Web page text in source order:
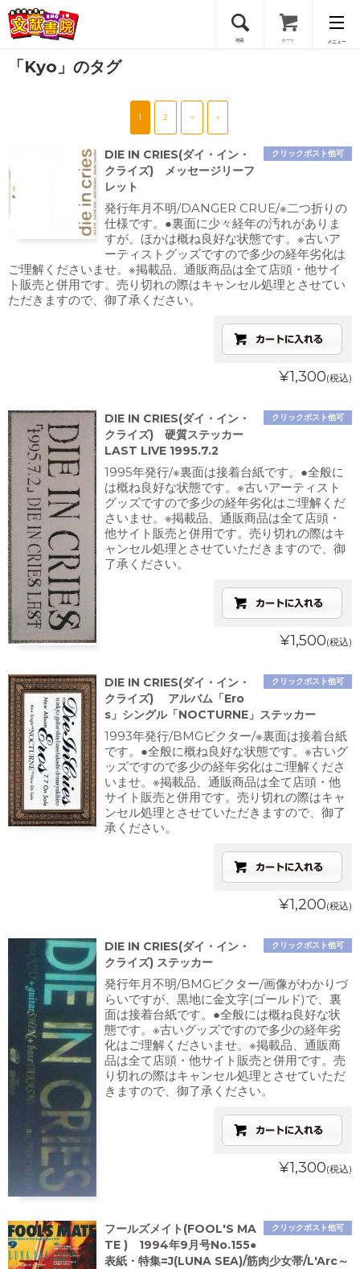
検索 カート メニュー
会員登録
「Kyo」のタグ
1 2 > »
クリックポスト他可
DIE IN CRIES(ダイ・イン・
クライズ) メッセージリーフ
レット
発行年月不明/DANGER CRUE/※二つ折りの
仕様です。●裏面に少々経年の汚れがありま
すが、ほかは概ね良好な状態です。※古いア
ーティストグッズですので多少の経年劣化は
ご理解くださいませ。※掲載品、通販商品は全て店頭・他サイ
ト販売と併用です。売り切れの際はキャンセル処理とさせてい
ただきますので、御了承ください。
¥1,300(税込)
クリックポスト他可
DIE IN CRIES(ダイ・イン・
クライズ) 硬質ステッカー
LAST LIVE 1995.7.2
1995年発行/※裏面は接着台紙です。●全般に
は概ね良好な状態です。※古いアーティスト
グッズですので多少の経年劣化はご理解くだ
さいませ。※掲載品、通販商品は全て店頭・
他サイト販売と併用です。売り切れの際はキ
ャンセル処理とさせていただきますので、御
了承ください。
¥1,500(税込)
クリックポスト他可
DIE IN CRIES(ダイ・イン・
クライズ) アルバム「Ero
s」シングル「NOCTURNE」ステッカー
1993年発行/BMGビクター/※裏面は接着台紙
です。●全般に概ね良好な状態です。※古いグ
ッズですので多少の経年劣化はご理解くださ
いませ。※掲載品、通販商品は全て店頭・他
サイト販売と併用です。売り切れの際はキャ
ンセル処理とさせていただきますので、御了
承ください。
¥1,200(税込)
クリックポスト他可
DIE IN CRIES(ダイ・イン・
クライズ) ステッカー
発行年月不明/BMGビクター/画像がわかりづ
らいですが、黒地に金文字(ゴールド)で、裏
面は接着台紙です。●全般には概ね良好な状
態です。※古いグッズですので多少の経年劣
化はご理解くださいませ。※掲載品、通販商
品は全て店頭・他サイト販売と併用です。売
り切れの際はキャンセル処理とさせていただ
きますので、御了承ください。
¥1,300(税込)
クリックポスト他可
フールズメイト(FOOL'S MA
TE ) 1994年9月号No.155●
表紙・特集=J(LUNA SEA)/筋肉少女帯/L'Arc～